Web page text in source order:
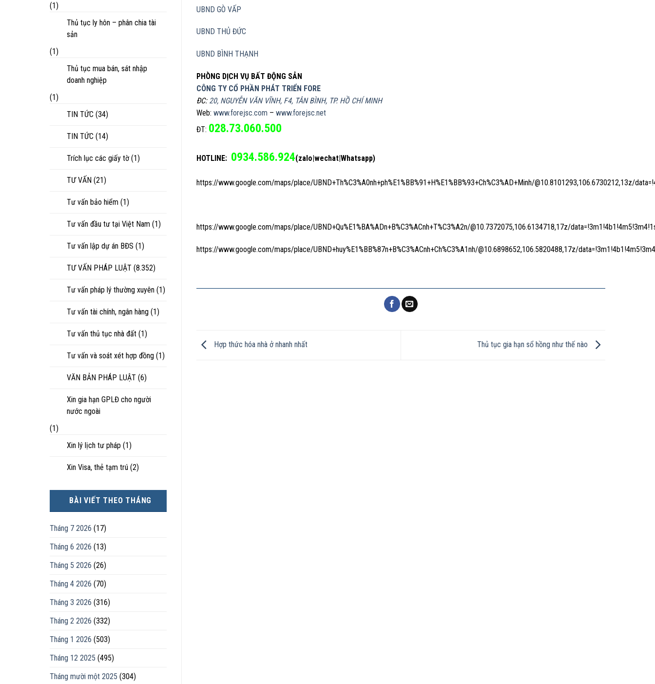
(1)
Thủ tục ly hôn – phân chia tài
sản
(1)
Thủ tục mua bán, sát nhập
doanh nghiệp
(1)
TIN TỨC (34)
TIN TỨC (14)
Trích lục các giấy tờ (1)
TƯ VẤN (21)
Tư vấn bảo hiểm (1)
Tư vấn đầu tư tại Việt Nam (1)
Tư vấn lập dự án BĐS (1)
TƯ VẤN PHÁP LUẬT (8.352)
Tư vấn pháp lý thường xuyên (1)
Tư vấn tài chính, ngân hàng (1)
Tư vấn thủ tục nhà đất (1)
Tư vấn và soát xét hợp đồng (1)
VĂN BẢN PHÁP LUẬT (6)
Xin gia hạn GPLĐ cho người
nước ngoài
(1)
Xin lý lịch tư pháp (1)
Xin Visa, thẻ tạm trú (2)
BÀI VIẾT THEO THÁNG
Tháng 7 2026 (17)
Tháng 6 2026 (13)
Tháng 5 2026 (26)
Tháng 4 2026 (70)
Tháng 3 2026 (316)
Tháng 2 2026 (332)
Tháng 1 2026 (503)
Tháng 12 2025 (495)
Tháng mười một 2025 (304)
UBND GÒ VẤP
UBND THỦ ĐỨC
UBND BÌNH THẠNH
PHÒNG DỊCH VỤ BẤT ĐỘNG SẢN
CÔNG TY CỔ PHẦN PHÁT TRIỂN FORE
ĐC: 20, NGUYỄN VĂN VĨNH, F4, TÂN BÌNH, TP. HỒ CHÍ MINH
Web: www.forejsc.com – www.forejsc.net
ĐT: 028.73.060.500
HOTLINE: 0934.586.924(zalo|wechat|Whatsapp)
https://www.google.com/maps/place/UBND+Th%C3%A0nh+ph%E1%BB%91+H%E1%BB%93+Ch%C3%AD+Minh/
https://www.google.com/maps/place/UBND+Qu%E1%BA%ADn+B%C3%ACnh+T%C3%A2n/@10.7372075,106.6134718,17z/
https://www.google.com/maps/place/UBND+huy%E1%BB%87n+B%C3%ACnh+Ch%C3%A1nh/@10.6898652,106.5820488,17z/
Hợp thức hóa nhà ở nhanh nhất Thủ tục gia hạn sổ hồng như thế nào